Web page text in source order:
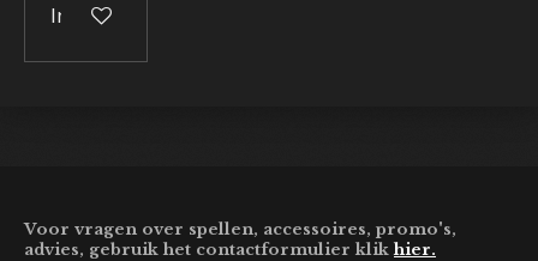
In winkelwagen
Voor vragen over spellen, accessoires, promo's,
advies, gebruik het contactformulier klikhier.